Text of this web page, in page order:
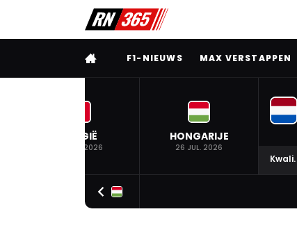
VOLLEDIG MENU
F1-NIEUWS MAX VERSTAPPEN
BELGIË
19 JUL. 2026
HONGARIJE
26 JUL. 2026
Kwali.